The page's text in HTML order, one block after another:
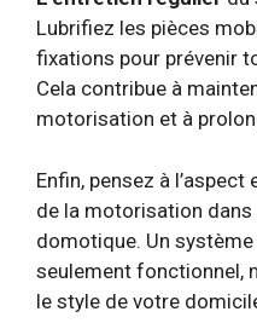
Lubrifiez les pièces
fixations pour prévenir
Cela contribue à
motorisation et à
Enfin, pensez à
de la motorisation dans
domotique. Un
seulement fonctionnel,
le style de votre